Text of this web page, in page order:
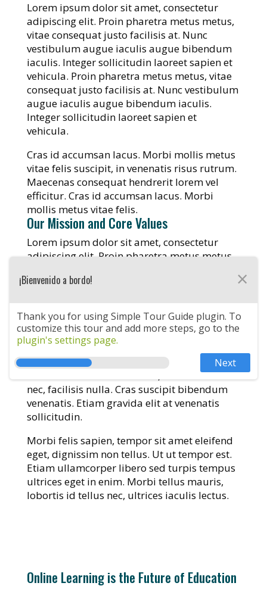
Lorem ipsum dolor sit amet, consectetur
adipiscing elit. Proin pharetra metus metus,
vitae consequat justo facilisis at. Nunc
vestibulum augue iaculis augue bibendum
iaculis. Integer sollicitudin laoreet sapien et
vehicula. Proin pharetra metus metus, vitae
consequat justo facilisis at. Nunc vestibulum
augue iaculis augue bibendum iaculis.
Integer sollicitudin laoreet sapien et
vehicula.
Cras id accumsan lacus. Morbi mollis metus
vitae felis suscipit, in venenatis risus rutrum.
Maecenas consequat hendrerit lorem vel
efficitur. Cras id accumsan lacus. Morbi
mollis metus vitae felis.
Our Mission and Core Values
Lorem ipsum dolor sit amet, consectetur
adipiscing elit. Proin pharetra metus metus,
vestibulum augue iaculis augue bibendum
vehicula. Cras id accumsan lacus. Morbi
mollis metus vitae felis suscipit, in venenatis
risus rutrum.
Maecenas consequat hendrerit lorem vel
efficitur. Sed in orci eleifend, accumsan elit
nec, facilisis nulla. Cras suscipit bibendum
venenatis. Etiam gravida elit at venenatis
sollicitudin.
Morbi felis sapien, tempor sit amet eleifend
eget, dignissim non tellus. Ut ut tempor est.
Etiam ullamcorper libero sed turpis tempus
ultrices eget in enim. Morbi tellus mauris,
lobortis id tellus nec, ultrices iaculis lectus.
Online Learning is the Future of Education
¡Bienvenido a bordo! ×
Thank you for using Simple Tour Guide plugin. To
customize this tour and add more steps, go to the
plugin's settings page.
Next